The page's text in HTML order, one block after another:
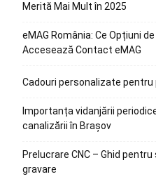
Merită Mai Mult în 2025
eMAG România: Ce Opțiuni
Accesează Contact eMAG
Cadouri personalizate
Importanța vidanjării
canalizării în Brașov
Prelucrare CNC – Ghid
gravare